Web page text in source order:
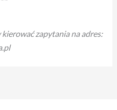
zapytania na adres: